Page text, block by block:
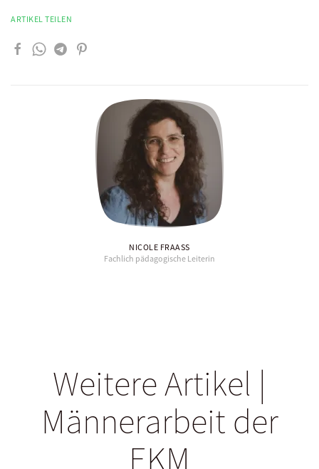
ARTIKEL TEILEN
NICOLE FRAASS
Fachlich pädagogische Leiterin
Weitere Artikel |
Männerarbeit der
EKM